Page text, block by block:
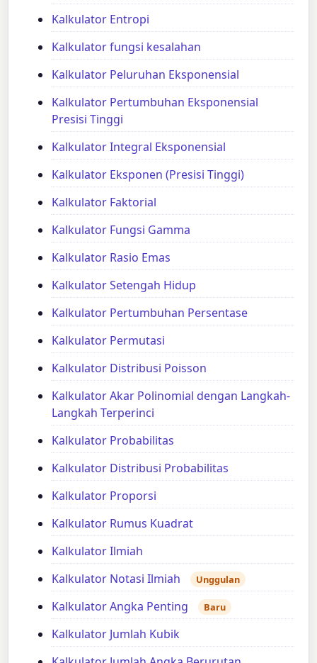
Kalkulator Entropi
Kalkulator fungsi kesalahan
Kalkulator Peluruhan Eksponensial
Kalkulator Pertumbuhan Eksponensial
Presisi Tinggi
Kalkulator Integral Eksponensial
Kalkulator Eksponen (Presisi Tinggi)
Kalkulator Faktorial
Kalkulator Fungsi Gamma
Kalkulator Rasio Emas
Kalkulator Setengah Hidup
Kalkulator Pertumbuhan Persentase
Kalkulator Permutasi
Kalkulator Distribusi Poisson
Kalkulator Akar Polinomial dengan Langkah-
Langkah Terperinci
Kalkulator Probabilitas
Kalkulator Distribusi Probabilitas
Kalkulator Proporsi
Kalkulator Rumus Kuadrat
Kalkulator Ilmiah
Kalkulator Notasi Ilmiah
Unggulan
Kalkulator Angka Penting Baru
Kalkulator Jumlah Kubik